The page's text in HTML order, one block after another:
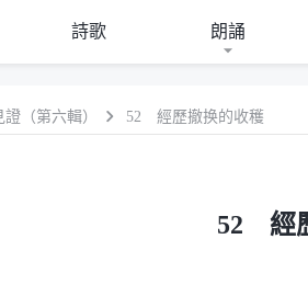
詩歌 朗誦
（第六輯） 52 經歷撤换的收穫
52 經